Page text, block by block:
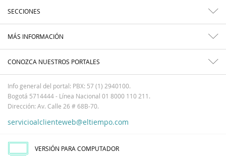
SECCIONES
MÁS INFORMACIÓN
CONOZCA NUESTROS PORTALES
Info general del portal: PBX: 57 (1) 2940100.
Bogotá 5714444 - Línea Nacional 01 8000 110 211.
Dirección: Av. Calle 26 # 68B-70.
servicioalclienteweb@eltiempo.com
VERSIÓN PARA COMPUTADOR